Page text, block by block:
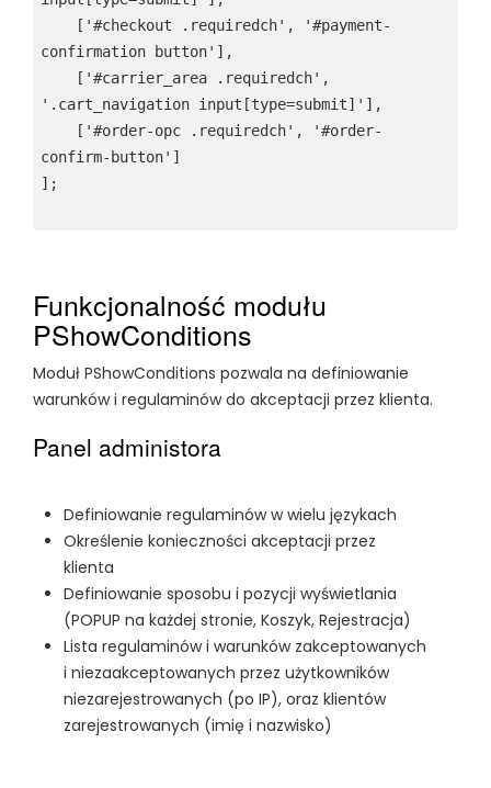
confirmation button'],
'.cart_navigation input[type=submit]'],
confirm-button']
Funkcjonalność modułu
PShowConditions
Moduł PShowConditions pozwala na definiowanie
warunków i regulaminów do akceptacji przez klienta.
Panel administora
Definiowanie regulaminów w wielu językach
Określenie konieczności akceptacji przez
klienta
Definiowanie sposobu i pozycji wyświetlania
(POPUP na każdej stronie, Koszyk, Rejestracja)
Lista regulaminów i warunków zakceptowanych
i niezaakceptowanych przez użytkowników
niezarejestrowanych (po IP), oraz klientów
zarejestrowanych (imię i nazwisko)